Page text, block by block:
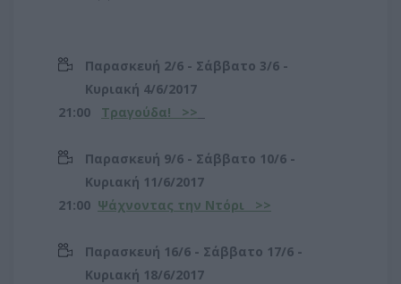
Παρασκευή 2/6 - Σάββατο 3/6 -
Κυριακή 4/6/2017
21:00
Τραγούδα! >>
Παρασκευή 9/6 - Σάββατο 10/6 -
Κυριακή 11/6/2017
21:00 Ψάχνοντας την Ντόρι >>
Παρασκευή 16/6 - Σάββατο 17/6 -
Κυριακή 18/6/2017